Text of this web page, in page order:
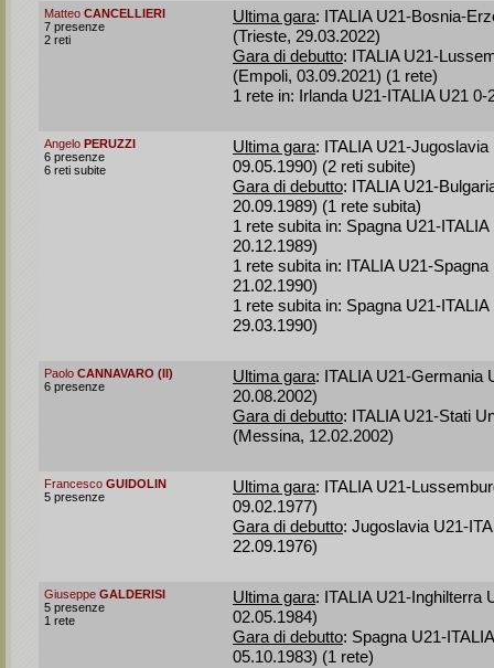
Matteo CANCELLIERI
7 presenze
2 reti
Ultima gara: ITALIA U21-Bosnia-
(Trieste, 29.03.2022)
Gara di debutto: ITALIA U21-
(Empoli, 03.09.2021) (1 rete)
1 rete in: Irlanda U21-ITALIA U21
Angelo PERUZZI
6 presenze
6 reti subite
Ultima gara: ITALIA U21-
09.05.1990) (2 reti subite)
Gara di debutto: ITALIA U21-
20.09.1989) (1 rete subita)
1 rete subita in: Spagna U21-
20.12.1989)
1 rete subita in: ITALIA U21-
21.02.1990)
1 rete subita in: Spagna U21-
29.03.1990)
Paolo CANNAVARO (II)
6 presenze
Ultima gara: ITALIA U21-Germania
20.08.2002)
Gara di debutto: ITALIA U21-Stati
(Messina, 12.02.2002)
Francesco GUIDOLIN
5 presenze
Ultima gara: ITALIA U21-
09.02.1977)
Gara di debutto: Jugoslavia U21-
22.09.1976)
Giuseppe GALDERISI
5 presenze
1 rete
Ultima gara: ITALIA U21-Inghilterra
02.05.1984)
Gara di debutto: Spagna U21-
05.10.1983) (1 rete)